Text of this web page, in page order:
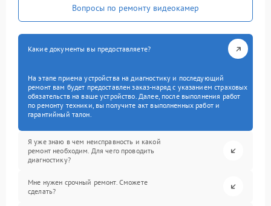
Вопросы по ремонту видеокамер
Какие документы вы предоставляете?
На этапе приема устройства на диагностику и последующий
ремонт вам будет предоставлен заказ-наряд с указанием страховых
обязательств на ваше устройство. Далее, после выполнения работ
по ремонту техники, вы получите акт выполненных работ и
гарантийный талон.
Я уже знаю в чем неисправность и какой
ремонт необходим. Для чего проводить
диагностику?
Мне нужен срочный ремонт. Сможете
сделать?